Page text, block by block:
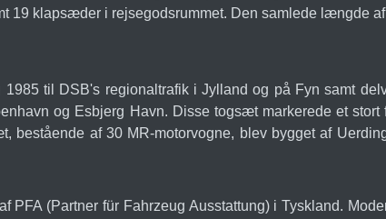
19 klapsæder i rejsegodsrummet. Den samlede længde
til DSB's regionaltrafik i Jylland og på Fyn samt
og Esbjerg Havn. Disse togsæt markerede et
bestående af 30 MR-motorvogne, blev bygget af
PFA (Partner für Fahrzeug Ausstattung) i Tyskland.